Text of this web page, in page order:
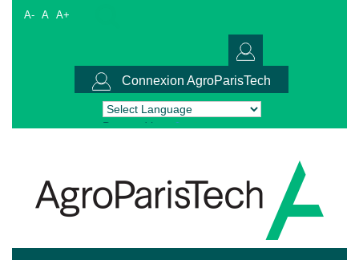
A- A A+
Connexion AgroParisTech
Powered by Translate